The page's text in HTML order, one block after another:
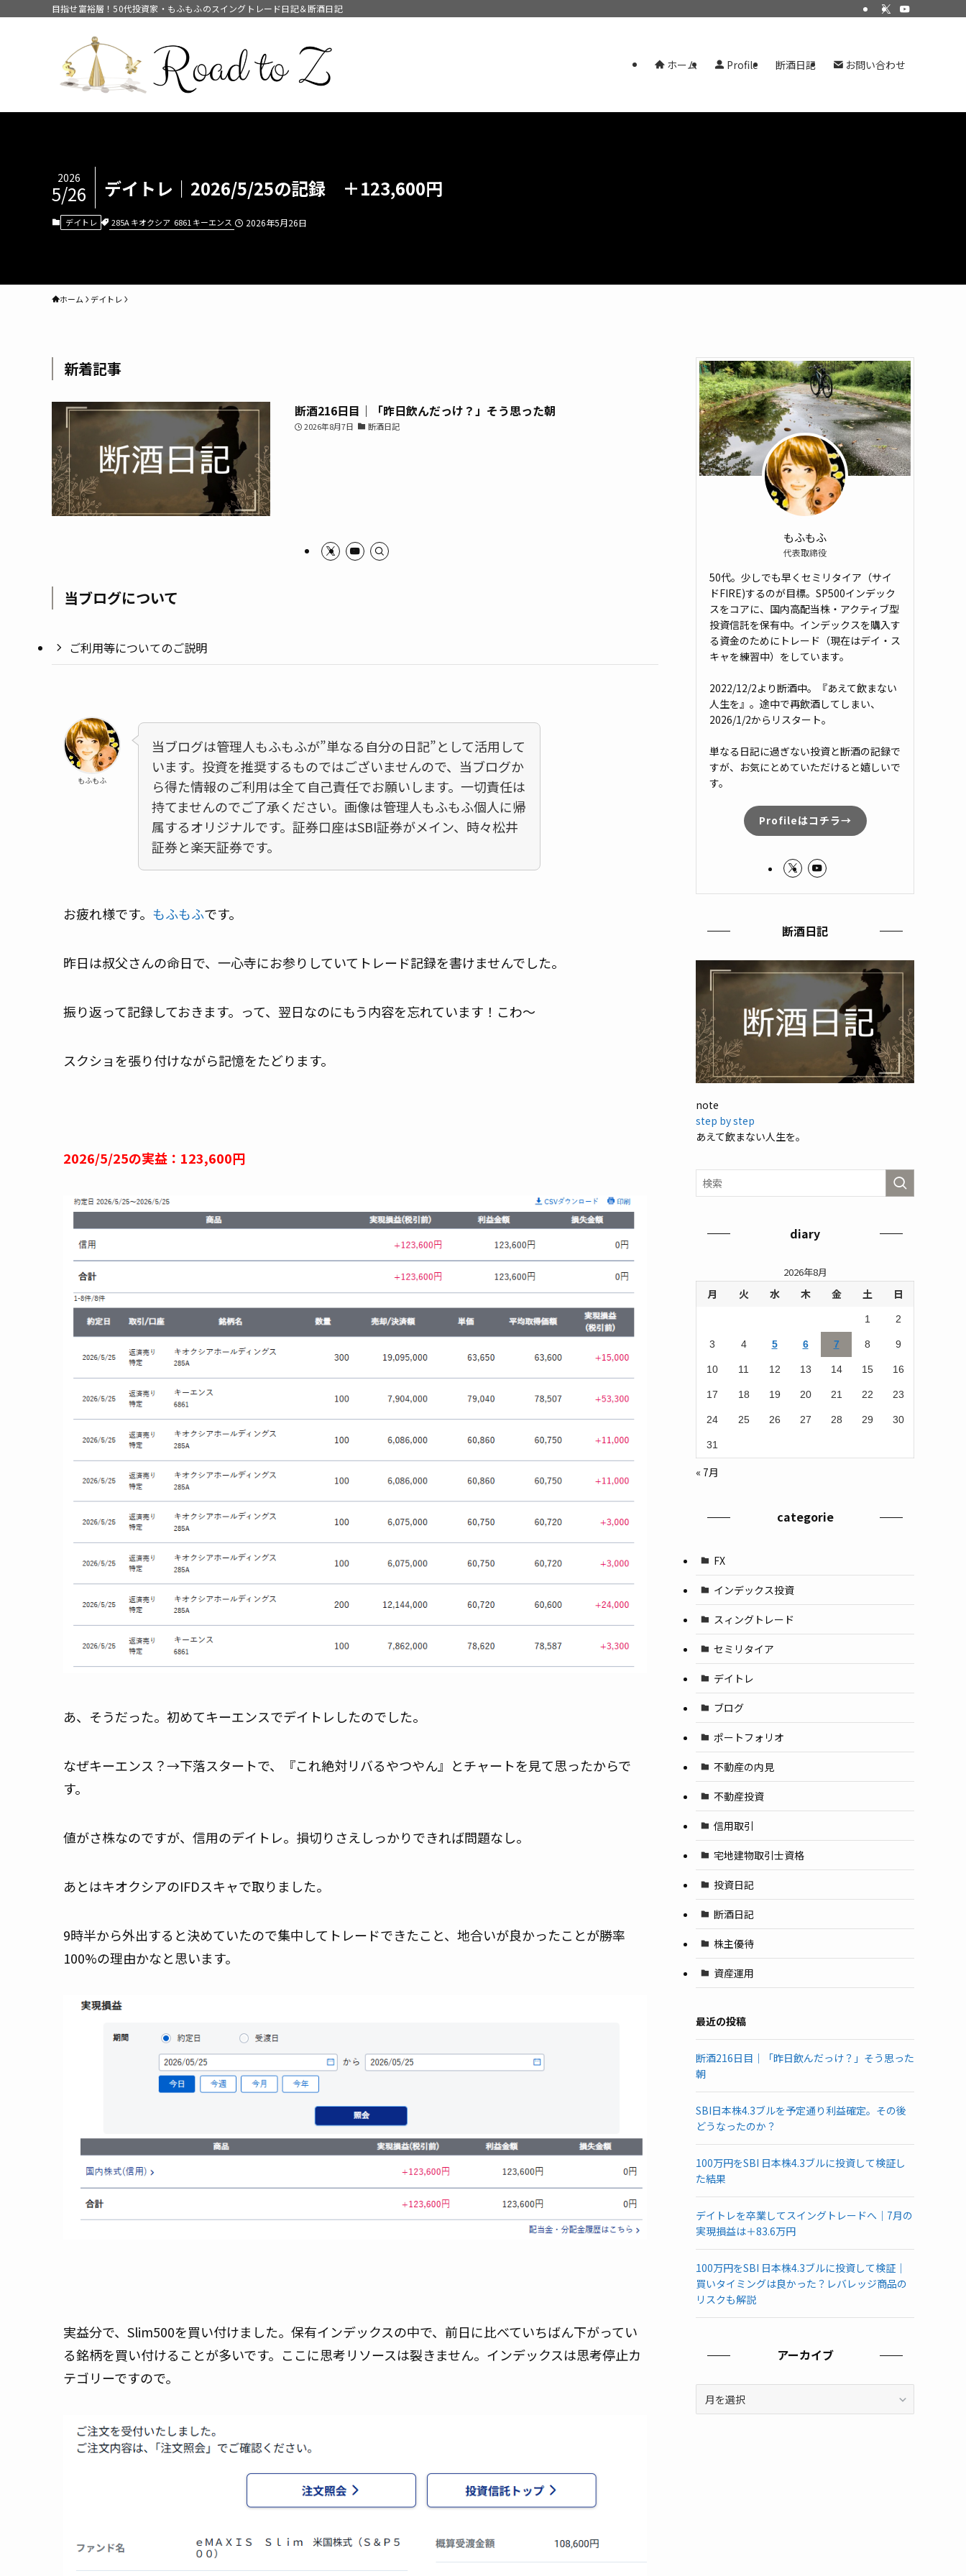
目指せ富裕層！50代投資家・もふもふのスイングトレード日記＆断酒日記
ホーム Profile 断酒日記 お問い合わせ
デイトレ｜2026/5/25の記録 ＋123,600円
2026
5/26
デイトレ 285A キオクシア 6861 キーエンス 2026年5月26日
ホーム デイトレ
新着記事
断酒216日目｜「昨日飲んだっけ？」そう思った朝
2026年8月7日 断酒日記
当ブログについて
ご利用等についてのご説明
もふもふ
当ブログは管理人もふもふが”単なる自分の日記”として活用して
います。投資を推奨するものではございませんので、当ブログか
ら得た情報のご利用は全て自己責任でお願いします。一切責任は
持てませんのでご了承ください。画像は管理人もふもふ個人に帰
属するオリジナルです。証券口座はSBI証券がメイン、時々松井
証券と楽天証券です。
お疲れ様です。 もふもふです。
昨日は叔父さんの命日で、一心寺にお参りしていてトレード記録を書けませんでした。
振り返って記録しておきます。って、翌日なのにもう内容を忘れています！こわ～
スクショを張り付けながら記憶をたどります。
2026/5/25の実益：123,600円
あ、そうだった。初めてキーエンスでデイトレしたのでした。
なぜキーエンス？→下落スタートで、『これ絶対リバるやつやん』とチャートを見て思ったからで
す。
値がさ株なのですが、信用のデイトレ。損切りさえしっかりできれば問題なし。
あとはキオクシアのIFDスキャで取りました。
9時半から外出すると決めていたので集中してトレードできたこと、地合いが良かったことが勝率
100%の理由かなと思います。
実益分で、Slim500を買い付けました。保有インデックスの中で、前日に比べていちばん下がってい
る銘柄を買い付けることが多いです。ここに思考リソースは裂きません。インデックスは思考停止カ
テゴリーですので。
もふもふ
代表取締役
50代。少しでも早くセミリタイア（サイ
ドFIRE)するのが目標。SP500インデック
スをコアに、国内高配当株・アクティブ型
投資信託を保有中。インデックスを購入す
る資金のためにトレード（現在はデイ・ス
キャを練習中）をしています。
2022/12/2より断酒中。『あえて飲まない
人生を』。途中で再飲酒してしまい、
2026/1/2からリスタート。
単なる日記に過ぎない投資と断酒の記録で
すが、お気にとめていただけると嬉しいで
す。
Profileはコチラ→
断酒日記
note
step by step
あえて飲まない人生を。
diary
2026年8月
月 火 水 木 金 土 日
1 2
3 4 5 6 7 8 9
10 11 12 13 14 15 16
17 18 19 20 21 22 23
24 25 26 27 28 29 30
31
« 7月
categorie
FX
インデックス投資
スィングトレード
セミリタイア
デイトレ
ブログ
ポートフォリオ
不動産の内見
不動産投資
信用取引
宅地建物取引士資格
投資日記
断酒日記
株主優待
資産運用
最近の投稿
断酒216日目｜「昨日飲んだっけ？」そう思った
朝
SBI日本株4.3ブルを予定通り利益確定。その後
どうなったのか？
100万円をSBI 日本株4.3ブルに投資して検証し
た結果
デイトレを卒業してスイングトレードへ｜7月の
実現損益は＋83.6万円
100万円をSBI 日本株4.3ブルに投資して検証｜
買いタイミングは良かった？レバレッジ商品の
リスクも解説
アーカイブ